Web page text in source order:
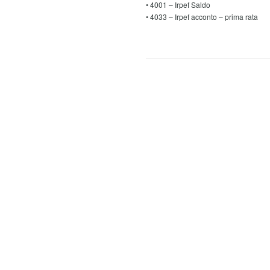
• 4001 – Irpef Saldo
• 4033 – Irpef acconto – prima rata